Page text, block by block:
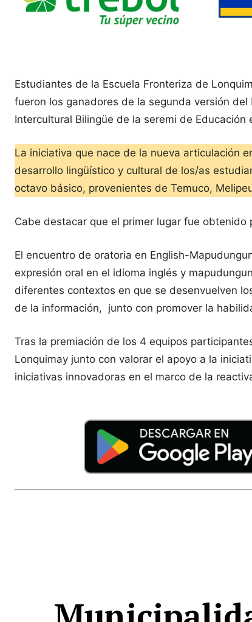
Estudiantes de la Escuela Fronteriza de
fueron los ganadores de la segunda versión
Intercultural Bilingüe de la seremi de Educación
La iniciativa que nace de la nueva articulación
desarrollo lingüístico y cultural de los/as
octavo básico, provenientes de Temuco,
Cabe destacar que el primer lugar fue
El encuentro de oratoria en English-
expresión oral en el idioma inglés y
diferentes contextos en que se desenvuelven
de la información, junto con promover la
Tras la premiación de los 4 equipos
Lonquimay junto con valorar el apoyo a la
iniciativas innovadoras en el marco de la